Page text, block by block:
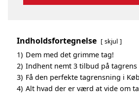
Indholdsfortegnelse skjul
1) Dem med det grimme tag!
2) Indhent nemt 3 tilbud på tagrens
3) Få den perfekte tagrensning i
4) Alt hvad der er værd at vide om